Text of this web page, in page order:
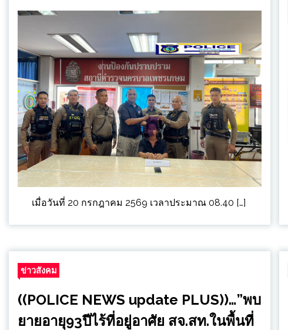
เมื่อวันที่ 20 กรกฎาคม 2569 เวลาประมาณ 08.40 […]
ข่าวสังคม
((POLICE NEWS update PLUS))…”พบ
ยายอายุ93ปีไร้ที่อยู่อาศัย สจ.สท.ในพื้นที่